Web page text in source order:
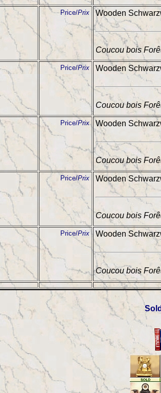
Price/Prix Wooden
Coucou bois
Price/Prix Wooden
Coucou bois
Price/Prix Wooden
Coucou bois
Price/Prix Wooden
Coucou bois
Price/Prix Wooden
Coucou bois